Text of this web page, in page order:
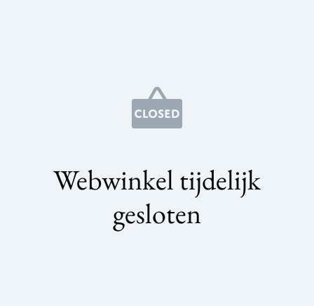
Webwinkel tijdelijk
gesloten